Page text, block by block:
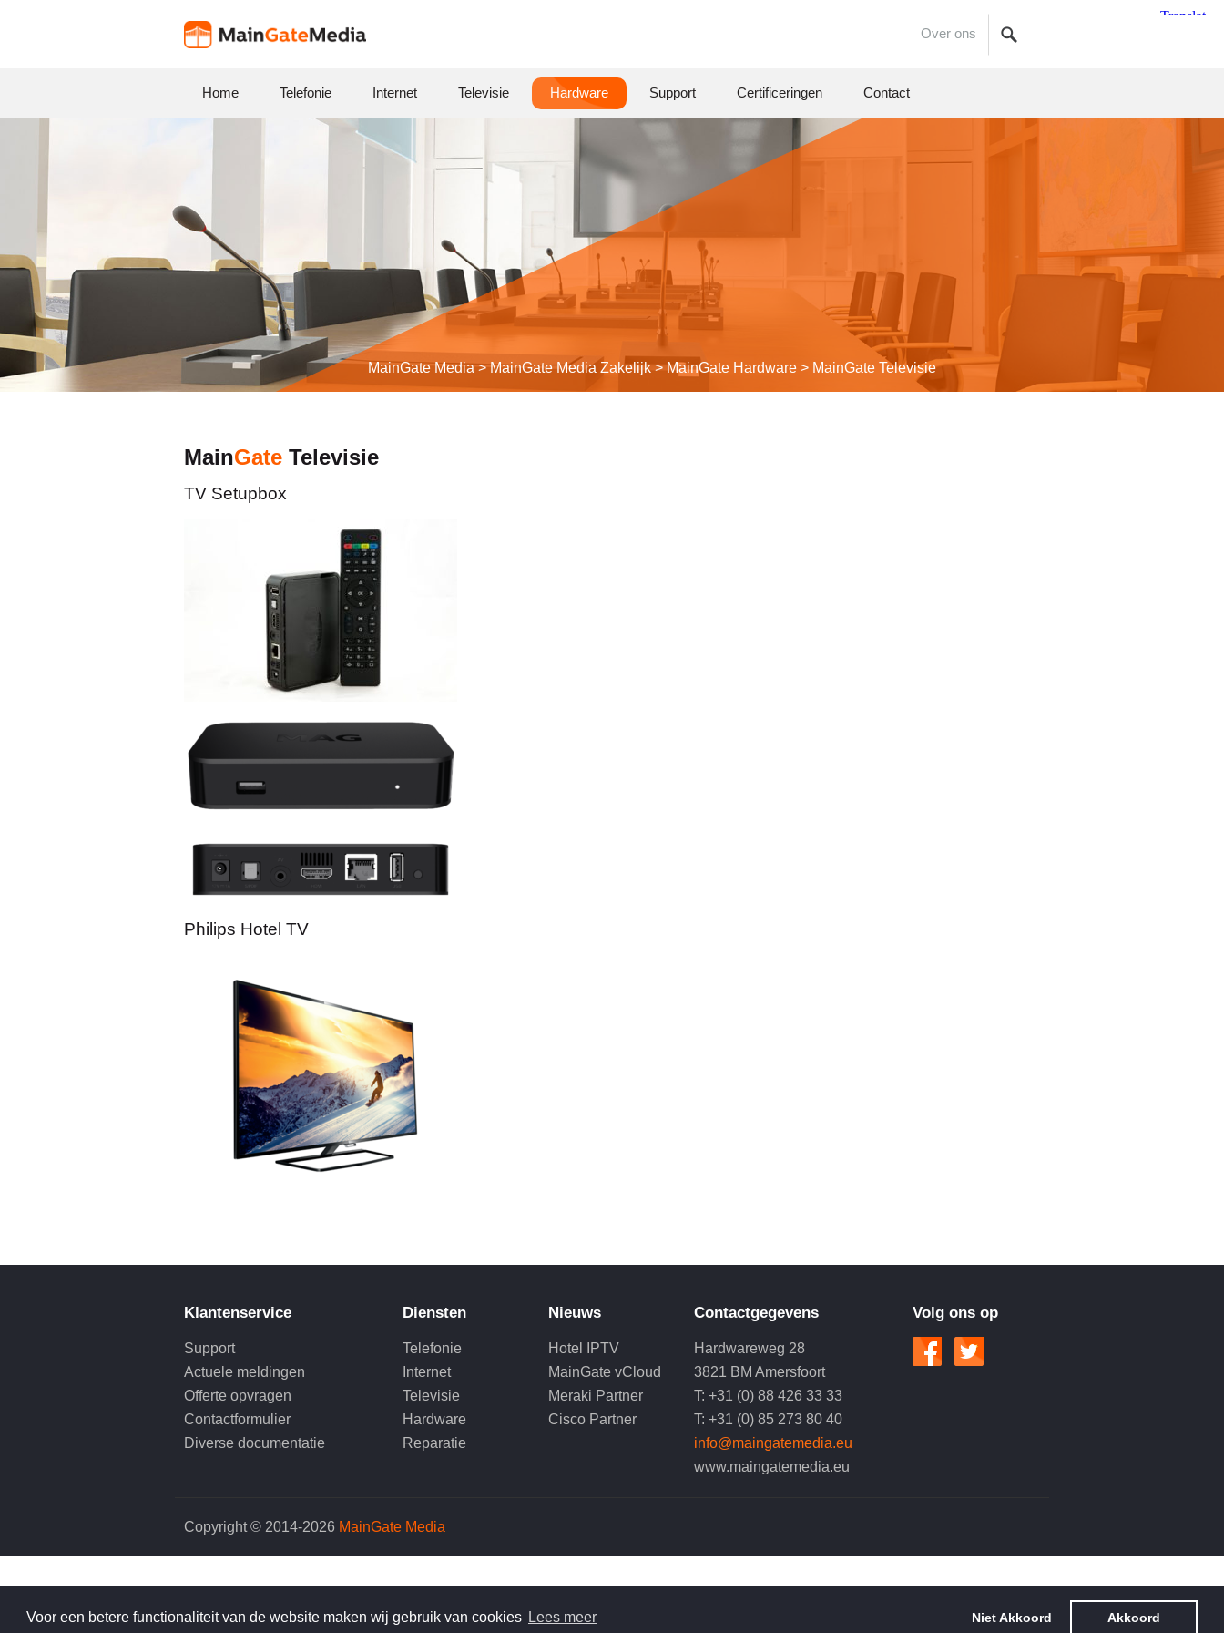
Voor een betere functionaliteit van de website maken wij gebruik van cookies Lees meer Niet Akkoord Akkoord
Over ons
Home Telefonie Internet Televisie Hardware Support Certificeringen Contact
MainGate Media>MainGate Media Zakelijk>MainGateHardware> MainGateTelevisie
MainGate Televisie
TV Setupbox
Philips Hotel TV
Klantenservice
Support
Actuele meldingen
Offerte opvragen
Contactformulier
Diverse documentatie
Diensten
Telefonie
Internet
Televisie
Hardware
Reparatie
Nieuws
Hotel IPTV
MainGate vCloud
Meraki Partner
Cisco Partner
Contactgegevens
Hardwareweg 28
3821 BM Amersfoort
T: +31 (0) 88 426 33 33
T: +31 (0) 85 273 80 40
info@maingatemedia.eu
www.maingatemedia.eu
Volg ons op
Copyright © 2014-2026 MainGate Media